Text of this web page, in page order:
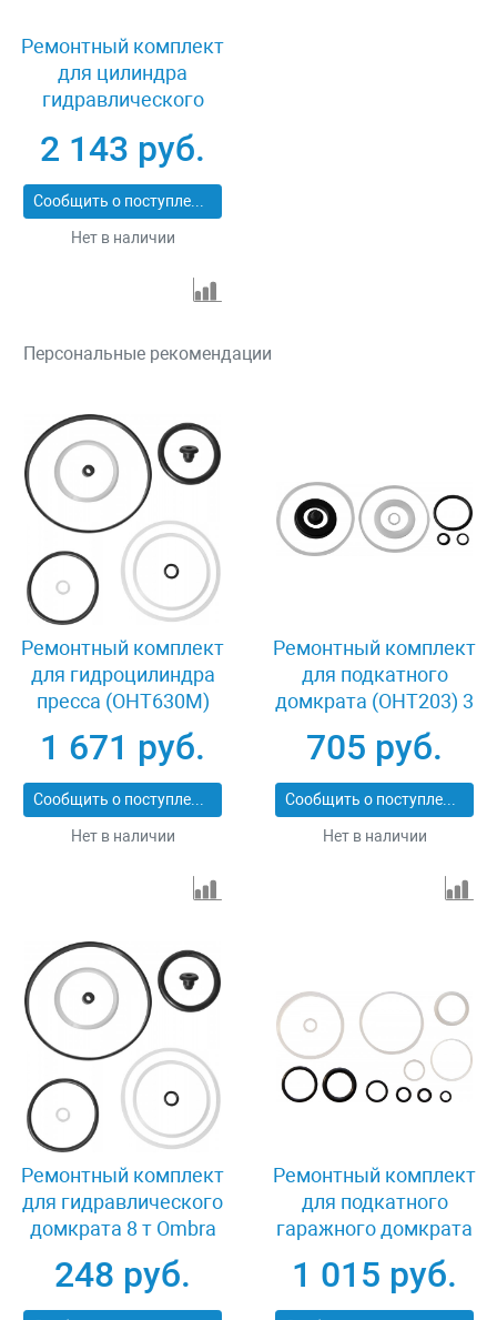
Ремонтный комплект
для цилиндра
гидравлического
(OHT410M) 10 т Ombra
OHT410MRK
2 143 руб.
Сообщить о поступлении
Нет в наличии
Персональные рекомендации
Ремонтный комплект
для гидроцилиндра
пресса (OHT630M)
Ombra OHT630MRK
1 671 руб.
Сообщить о поступлении
Нет в наличии
Ремонтный комплект
для подкатного
домкрата (OHT203) 3
т Ombra OHT203RK
705 руб.
Сообщить о поступлении
Нет в наличии
Ремонтный комплект
для гидравлического
домкрата 8 т Ombra
248 руб.
Ремонтный комплект
для подкатного
гаражного домкрата
(OHT230) 3 т Ombra
OHT230RK
1 015 руб.